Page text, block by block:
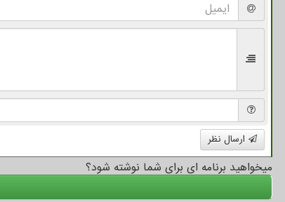
ارسال نظر
میخواهید برنامه ای برای شما نوشته شود؟